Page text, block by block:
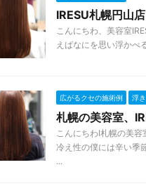
IRESU札幌円山
こんにちわ、美容室
えばなにを思い浮か
広がるクセの施術例 浮
札幌の美容室、
こんにちわI札幌の美
冷え性の僕には辛い季
...